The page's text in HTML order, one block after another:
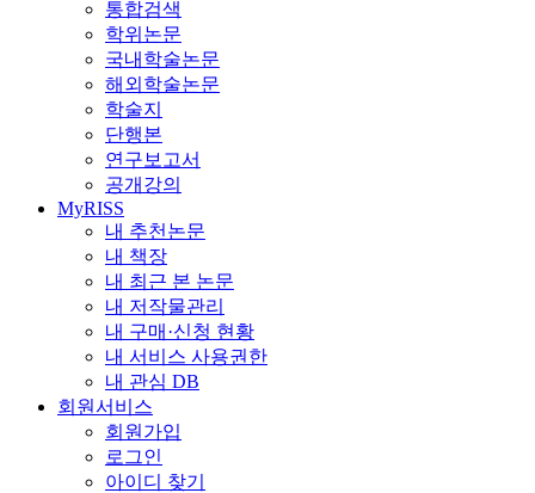
통합검색
학위논문
국내학술논문
해외학술논문
학술지
단행본
연구보고서
공개강의
MyRISS
내 추천논문
내 책장
내 최근 본 논문
내 저작물관리
내 구매·신청 현황
내 서비스 사용권한
내 관심 DB
회원서비스
회원가입
로그인
아이디 찾기